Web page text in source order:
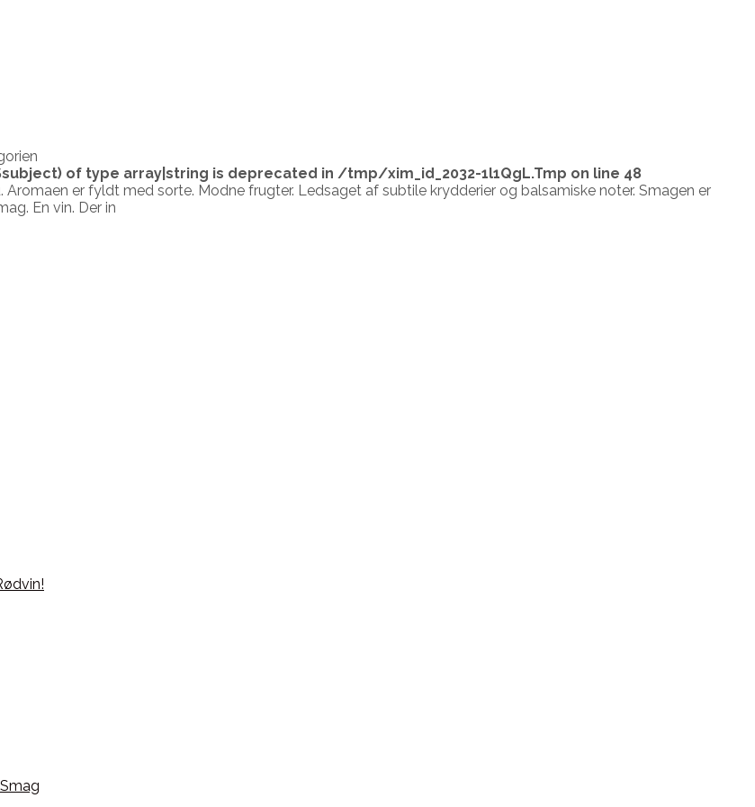
of type array|string is deprecated in /tmp/xim_id_2032-1l1QgL.Tmp on line 48
er fyldt med sorte. Modne frugter. Ledsaget af subtile krydderier og balsamiske noter. Smagen er
En vin. Der in